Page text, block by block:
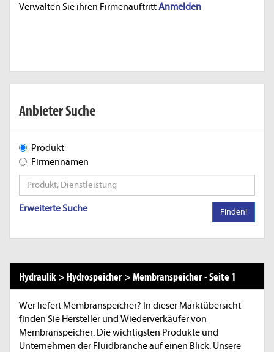
Verwalten Sie ihren FirmenauftrittAnmelden
Anbieter Suche
Produkt
Firmennamen
Erweiterte Suche Finden!
Hydraulik > Hydrospeicher >Membranspeicher-Seite 1
Wer liefert Membranspeicher? In dieser Marktübersicht
finden Sie Hersteller und Wiederverkäufer von
Membranspeicher. Die wichtigsten Produkte und
Unternehmen der Fluidbranche auf einen Blick. Unsere